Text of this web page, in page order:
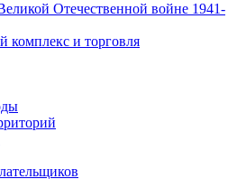
Отечественной войне 1941-
и торговля